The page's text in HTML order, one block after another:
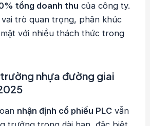
tổng doanh thu của công ty.
vai trò quan trọng, phân khúc
với nhiều thách thức trong
nhựa đường giai
nhận định cổ phiếu PLC vẫn